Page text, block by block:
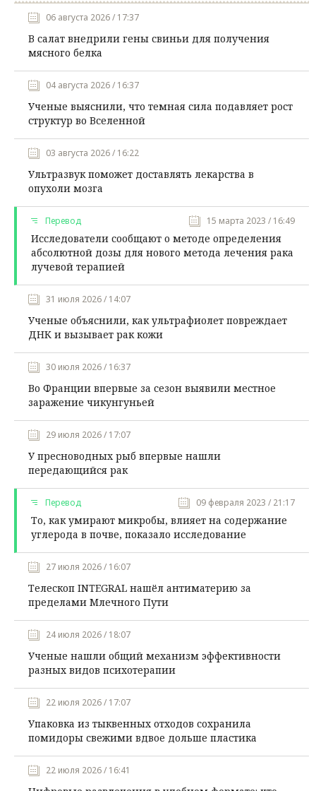
06 августа 2026 / 17:37
В салат внедрили гены свиньи для получения
мясного белка
04 августа 2026 / 16:37
Ученые выяснили, что темная сила подавляет рост
структур во Вселенной
03 августа 2026 / 16:22
Ультразвук поможет доставлять лекарства в
опухоли мозга
Перевод 15 марта 2023 / 16:49
Исследователи сообщают о методе определения
абсолютной дозы для нового метода лечения рака
лучевой терапией
31 июля 2026 / 14:07
Ученые объяснили, как ультрафиолет повреждает
ДНК и вызывает рак кожи
30 июля 2026 / 16:37
Во Франции впервые за сезон выявили местное
заражение чикунгуньей
29 июля 2026 / 17:07
У пресноводных рыб впервые нашли
передающийся рак
Перевод 09 февраля 2023 / 21:17
То, как умирают микробы, влияет на содержание
углерода в почве, показало исследование
27 июля 2026 / 16:07
Телескоп INTEGRAL нашёл антиматерию за
пределами Млечного Пути
24 июля 2026 / 18:07
Ученые нашли общий механизм эффективности
разных видов психотерапии
22 июля 2026 / 17:07
Упаковка из тыквенных отходов сохранила
помидоры свежими вдвое дольше пластика
22 июля 2026 / 16:41